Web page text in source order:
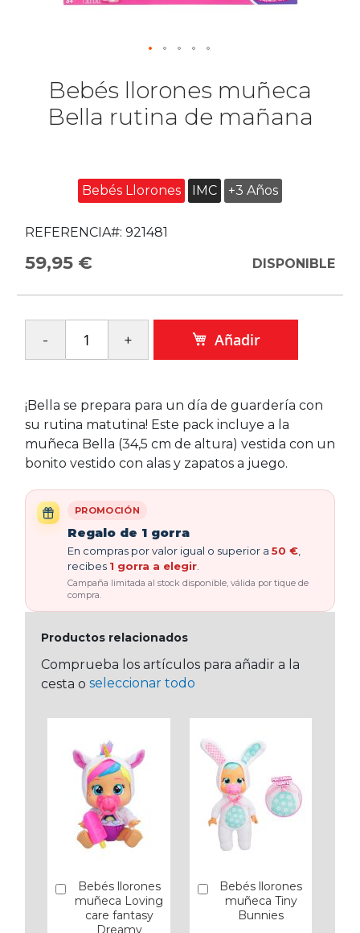
Bebés llorones muñeca
Bella rutina de mañana
Bebés Llorones IMC +3 Años
REFERENCIA#: 921481
59,95 € DISPONIBLE
Añadir
¡Bella se prepara para un día de guardería con
su rutina matutina! Este pack incluye a la
muñeca Bella (34,5 cm de altura) vestida con un
bonito vestido con alas y zapatos a juego.
PROMOCIÓN
Regalo de 1 gorra
En compras por valor igual o superior a 50 €
recibes 1 gorra a elegir
Campaña limitada al stock disponible, válida por tique de
compra.
Productos relacionados
Comprueba los artículos para añadir a la
cesta o seleccionar todo
Bebés llorones
muñeca Loving
care fantasy
Dreamy
Añadir
Bebés llorones
muñeca Tiny
Bunnies
Añadir